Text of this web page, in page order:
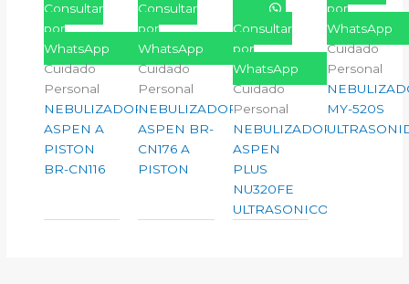
Consultar
por
WhatsApp
Cuidado
Personal
NEBULIZADOR
ASPEN A
PISTON
BR-CN116
Consultar
por
WhatsApp
Cuidado
Personal
NEBULIZADOR
ASPEN BR-
CN176 A
PISTON
Consultar
por
WhatsApp
Cuidado
Personal
NEBULIZADOR
ASPEN
PLUS
NU320FE
ULTRASONICO
por
WhatsApp
Cuidado
Personal
MY-520S